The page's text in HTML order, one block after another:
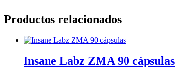
100
cantidad
Productos relacionados
Insane Labz ZMA 90 cápsulas